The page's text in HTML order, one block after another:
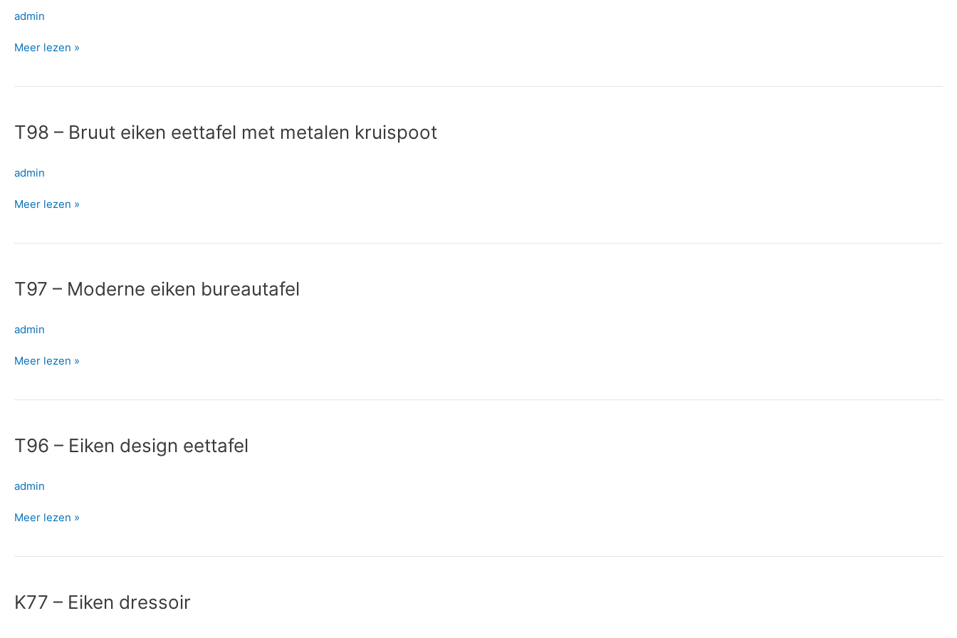
admin
kruispoot
Meer lezen »
T98 – Bruut eiken eettafel met metalen kruispoot
admin
Bruut
met
metalen
Meer lezen »
T97 – Moderne eiken bureautafel
admin
Moderne
Meer lezen »
T96 – Eiken design eettafel
admin
Eiken
Meer lezen »
K77 – Eiken dressoir
Eiken